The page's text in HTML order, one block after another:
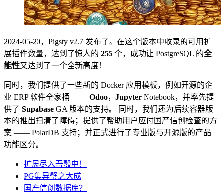
2024-05-20，Pigsty v2.7 发布了。在这个版本中收录的可用扩
展插件数量，达到了惊人的 255 个，成功让 PostgreSQL 的全
能性又达到了一个全新高度！
同时，我们提供了一些新的 Docker 应用模板，例如开源的企
业 ERP 软件全家桶 —— Odoo， Jupyter Notebook，并率先提
供了 Supabase GA 版本的支持。 同时，我们还为后续容器版
本的推出扫清了障碍；提供了帮助用户应付国产信创检查的方
案 —— PolarDB 支持；并正式进行了专业版与开源版的产品
功能区分。
扩展尽入吾彀中！
PG集异璧之大成
国产信创数据库？